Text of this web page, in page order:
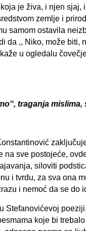
je živa, i njen sjaj,
zemlјe i
samom ostavila
da ,, Niko, može biti,
u ogledalu
traganja mislima,
na sve postojeće,
siloviti
i tvrdu, za sva ona
i nemoć da se do
Stefanovićevoj
koje bi